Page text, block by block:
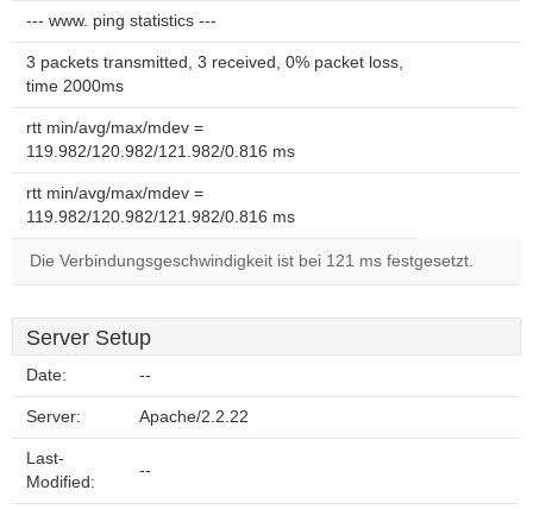
--- www. ping statistics ---
3 packets transmitted, 3 received, 0% packet loss,
time 2000ms
rtt min/avg/max/mdev =
119.982/120.982/121.982/0.816 ms
rtt min/avg/max/mdev =
119.982/120.982/121.982/0.816 ms
Die Verbindungsgeschwindigkeit ist bei 121 ms festgesetzt.
Server Setup
Date: --
Server: Apache/2.2.22
Last-
Modified:
--